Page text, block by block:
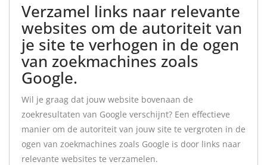
Verzamel links naar relevante
websites om de autoriteit van
je site te verhogen in de ogen
van zoekmachines zoals
Google.
Wil je graag dat jouw website bovenaan de
zoekresultaten van Google verschijnt? Een effectieve
manier om de autoriteit van jouw site te vergroten in de
ogen van zoekmachines zoals Google is door links naar
relevante websites te verzamelen.